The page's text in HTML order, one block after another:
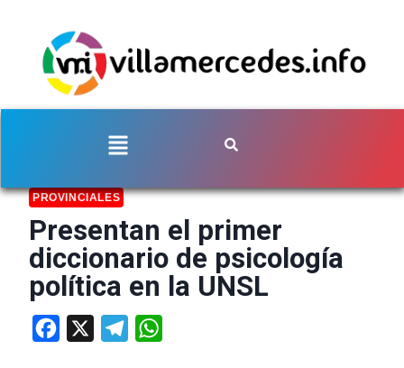
PROVINCIALES
Presentan el primer
diccionario de psicología
política en la UNSL
Facebook Telegram